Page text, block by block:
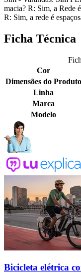
macia? R: Sim, a Rede
R: Sim, a rede é
Ficha Técnica
Cor
Dimensões do Produto
Linha
Marca
Modelo
Bicicleta elétrica